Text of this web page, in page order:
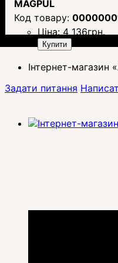
MAGPUL
Ціна:4 136грн.
Купити
Інтернет-магазин
Задати питання